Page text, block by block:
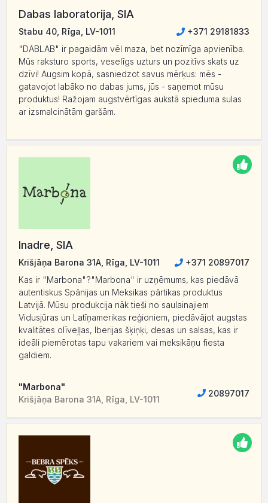
Dabas laboratorija, SIA
Stabu 40, Rīga, LV-1011
+371 29181833
"DABLAB" ir pagaidām vēl maza, bet nozīmīga apvienība.
Mūs raksturo sports, veselīgs uzturs un pozitīvs skats uz
dzīvi! Augsim kopā, sasniedzot savus mērķus: mēs -
gatavojot labāko no dabas jums, jūs - saņemot mūsu
produktus! Ražojam augstvērtīgas aukstā spieduma sulas
ar izsmalcinātām garšām.
Inadre, SIA
Krišjāņa Barona 31A, Rīga, LV-1011
+371 20897017
Kas ir "Marbona"?"Marbona" ir uzņēmums, kas piedāvā
autentiskus Spānijas un Meksikas pārtikas produktus
Latvijā. Mūsu produkcija nāk tieši no saulainajiem
Vidusjūras un Latīņamerikas reģioniem, piedāvājot augstas
kvalitātes olīveļļas, Iberijas šķiņķi, desas un salsas, kas ir
ideāli piemērotas tapu vakariem vai meksikāņu fiesta
galdiem.
"Marbona"
Krišjāņa Barona 31A, Rīga, LV-1011
20897017